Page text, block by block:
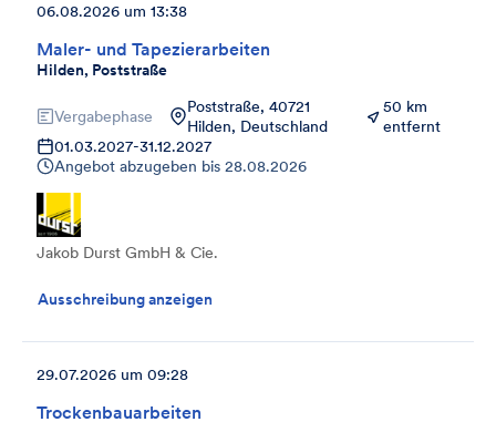
Maler- und Tapezierarbeiten
Hilden, Poststraße
06.08.2026 um 13:38
Vergabephase
Poststraße, 40721
Hilden, Deutschland
50 km
entfernt
01.03.2027-31.12.2027
Angebot abzugeben bis 28.08.2026
Jakob Durst GmbH & Cie.
Ausschreibung anzeigen
Trockenbauarbeiten
29.07.2026 um 09:28